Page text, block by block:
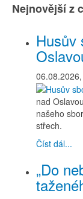
Nejnovější z
Husův
nad
našeho
střech.
Číst dál...
„Do